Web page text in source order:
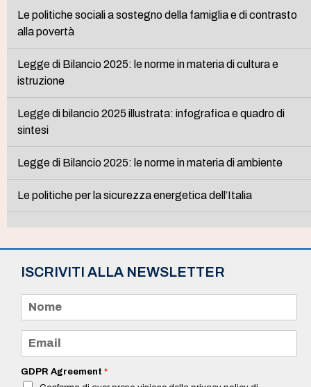
Le politiche sociali a sostegno della famiglia e di contrasto
alla povertà
Legge di Bilancio 2025: le norme in materia di cultura e
istruzione
Legge di bilancio 2025 illustrata: infografica e quadro di
sintesi
Legge di Bilancio 2025: le norme in materia di ambiente
Le politiche per la sicurezza energetica dell’Italia
ISCRIVITI ALLA NEWSLETTER
m
e
a
iGDPR Agreement *